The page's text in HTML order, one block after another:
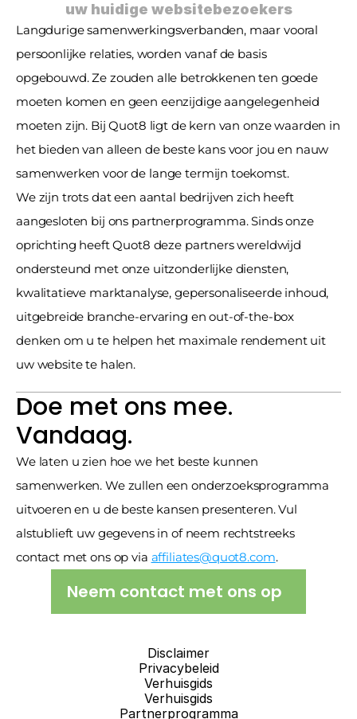
uw huidige websitebezoekers
Langdurige samenwerkingsverbanden, maar vooral
persoonlijke relaties, worden vanaf de basis
opgebouwd. Ze zouden alle betrokkenen ten goede
moeten komen en geen eenzijdige aangelegenheid
moeten zijn. Bij Quot8 ligt de kern van onze waarden in
het bieden van alleen de beste kans voor jou en nauw
samenwerken voor de lange termijn toekomst.
We zijn trots dat een aantal bedrijven zich heeft
aangesloten bij ons partnerprogramma. Sinds onze
oprichting heeft Quot8 deze partners wereldwijd
ondersteund met onze uitzonderlijke diensten,
kwalitatieve marktanalyse, gepersonaliseerde inhoud,
uitgebreide branche-ervaring en out-of-the-box
denken om u te helpen het maximale rendement uit
uw website te halen.
Doe met ons mee.
Vandaag.
We laten u zien hoe we het beste kunnen
samenwerken. We zullen een onderzoeksprogramma
uitvoeren en u de beste kansen presenteren. Vul
alstublieft uw gegevens in of neem rechtstreeks
contact met ons op via affiliates@quot8.com.
Neem contact met ons op
Disclaimer
Privacybeleid
Verhuisgids
Verhuisgids
Partnerprogramma